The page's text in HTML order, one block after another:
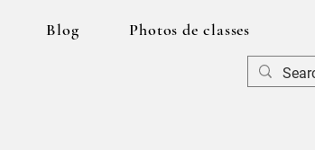
Blog Photos de classes